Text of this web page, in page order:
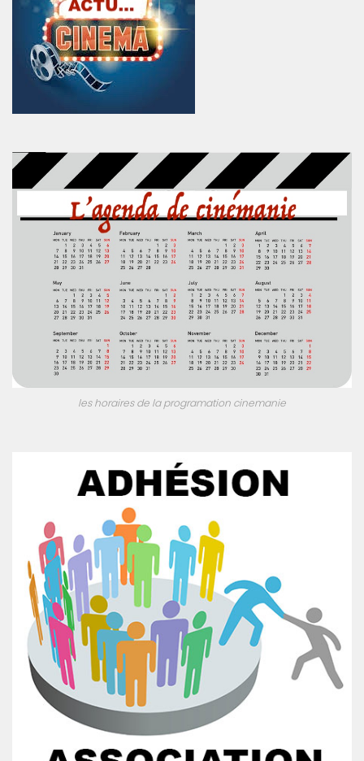
les horaires de la programation cinemanie